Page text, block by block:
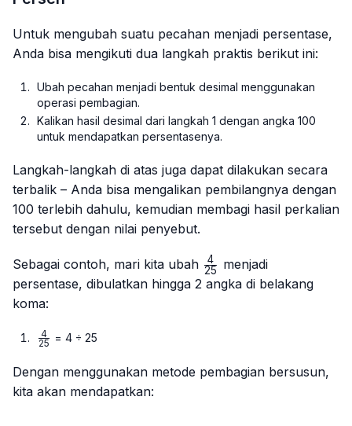
Untuk mengubah suatu pecahan menjadi persentase,
Anda bisa mengikuti dua langkah praktis berikut ini:
Ubah pecahan menjadi bentuk desimal menggunakan
operasi pembagian.
Kalikan hasil desimal dari langkah 1 dengan angka 100
untuk mendapatkan persentasenya.
Langkah-langkah di atas juga dapat dilakukan secara
terbalik – Anda bisa mengalikan pembilangnya dengan
100 terlebih dahulu, kemudian membagi hasil perkalian
tersebut dengan nilai penyebut.
Sebagai contoh, mari kita ubah \frac{4}
{25}
25
4
menjadi
persentase, dibulatkan hingga 2 angka di belakang
koma:
\frac{4}
25
4 = 4 ÷ 25
Dengan menggunakan metode pembagian bersusun,
kita akan mendapatkan: